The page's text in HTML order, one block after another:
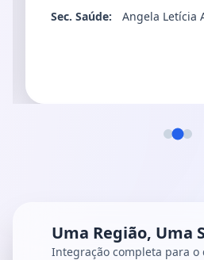
Sec. Saúde:
Angela Letícia
Uma Região, Uma
Integração completa para o